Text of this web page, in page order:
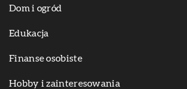
Dom i ogród
Edukacja
Finanse osobiste
Hobby i zainteresowania